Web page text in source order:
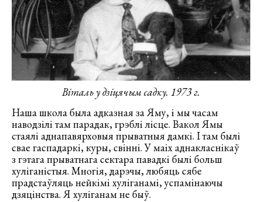
Віталь у дзіцячым садку. 1973 г.
Наша школа была адказная за Яму, і мы часам
наводзілі там парадак, грэблі лісце. Вакол Ямы
стаялі аднапавярховыя прыватныя дамкі. І там былі
свае гаспадаркі, куры, свінні. У маіх аднакласнікаў
з гэтага прыватнага сектара павадкі былі больш
хуліганістыя. Многія, дарэчы, любяць сябе
прадстаўляць нейкімі хуліганамі, успамінаючы
дзяцінства. Я хуліганам не быў.